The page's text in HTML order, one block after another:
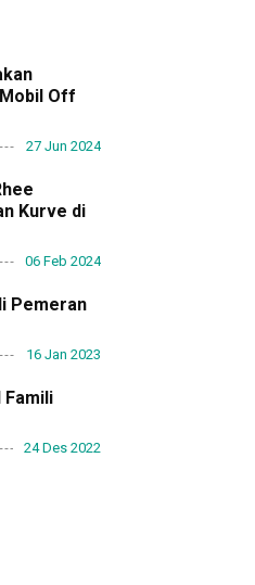
Off
27 Jun 2024
Kurve di
06 Feb 2024
Pemeran
16 Jan 2023
Famili
24 Des 2022